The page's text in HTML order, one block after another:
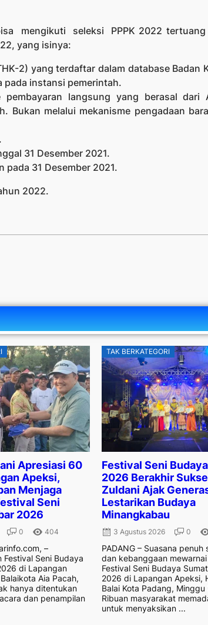
mengikuti seleksi PPPK 2022 tertuang
yang isinya:
2) yang terdaftar dalam database Badan
pada instansi pemerintah.
pembayaran langsung yang berasal dari
Bukan melalui mekanisme pengadaan
31 Desember 2021.
pada 31 Desember 2021.
2022.
Apresiasi 60
Apeksi,
Menjaga
Seni
2026
0 404
–
Seni Budaya
di Lapangan
Aia Pacah,
hanya ditentukan
dan penampilan
TAK BERKATEGORI
Festival Seni
2026 Berakhir
Zuldani Ajak
Lestarikan Budaya
Minangkabau
3 Agustus 2026 0
PADANG – Suasana penuh
dan kebanggaan
Festival Seni Budaya
2026 di Lapangan Apeksi,
Balai Kota Padang,
Ribuan masyarakat
untuk menyaksikan ...